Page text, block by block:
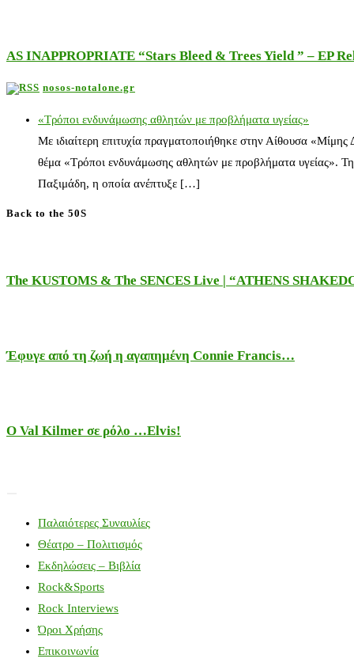
AS INAPPROPRIATE “Stars Bleed & Trees Yield ” – EP
nosos-notalone.gr
«Τρόποι ενδυνάμωσης αθλητών με προβλήματα υγείας»
Με ιδιαίτερη επιτυχία πραγματοποιήθηκε στην Αίθουσα
θέμα «Τρόποι ενδυνάμωσης αθλητών με προβλήματα υγείας».
Παξιμάδη, η οποία ανέπτυξε […]
Back to the 50S
The KUSTOMS & The SENCES Live | “ATHENS
Έφυγε από τη ζωή η αγαπημένη Connie Francis…
Ο Val Kilmer σε ρόλο …Elvis!
Παλαιότερες Συναυλίες
Θέατρο – Πολιτισμός
Εκδηλώσεις – Βιβλία
Rock&Sports
Rock Interviews
Όροι Χρήσης
Επικοινωνία